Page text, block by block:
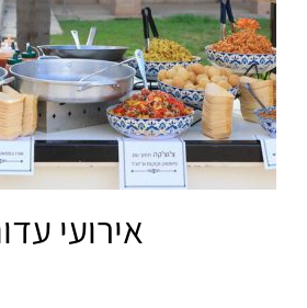
אירועי